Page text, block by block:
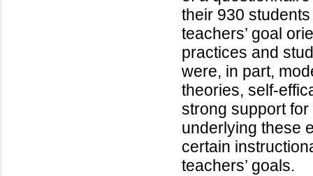
their 930
teachers’ goal
practices and
were, in part,
theories, self-
strong support
underlying these
certain
teachers’ goals.